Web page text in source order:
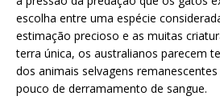
escolha entre uma espécie
estimação precioso e as muitas
terra única, os australianos parecem
dos animais selvagens
pouco de derramamento de sangue.